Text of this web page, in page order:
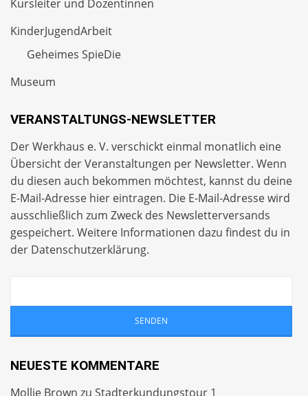
Kursleiter und Dozentinnen
KinderJugendArbeit
Geheimes SpieDie
Museum
VERANSTALTUNGS-NEWSLETTER
Der Werkhaus e. V. verschickt einmal monatlich eine
Übersicht der Veranstaltungen per Newsletter. Wenn
du diesen auch bekommen möchtest, kannst du deine
E-Mail-Adresse hier eintragen. Die E-Mail-Adresse wird
ausschließlich zum Zweck des Newsletterversands
gespeichert. Weitere Informationen dazu findest du in
der Datenschutzerklärung.
NEUESTE KOMMENTARE
Mollie Brown zu Stadterkundungstour 1